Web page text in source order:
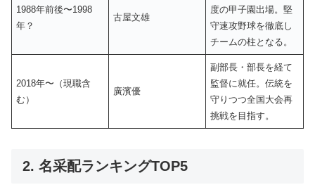
1988年前後〜1998
年？
古屋文雄
度の甲子園出場。堅
守速攻野球を徹底し
チームの柱となる。
2018年〜（現職含
む）
廣濱優
副部長・部長を経て
監督に就任。伝統を
守りつつ全国大会再
挑戦を目指す。
2. 名采配ランキングTOP5